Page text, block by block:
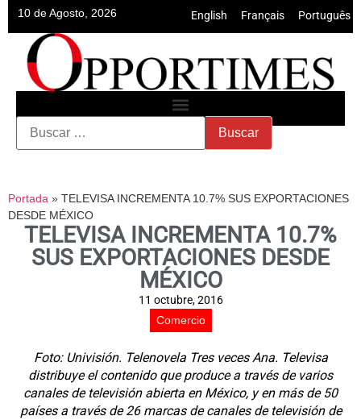
10 de Agosto, 2026 English Français Português
Portada » TELEVISA INCREMENTA 10.7% SUS EXPORTACIONES
DESDE MÉXICO
TELEVISA INCREMENTA 10.7%
SUS EXPORTACIONES DESDE
MÉXICO
11 octubre, 2016
Comercio
Foto: Univisión. Telenovela Tres veces Ana. Televisa
distribuye el contenido que produce a través de varios
canales de televisión abierta en México, y en más de 50
países a través de 26 marcas de canales de televisión de